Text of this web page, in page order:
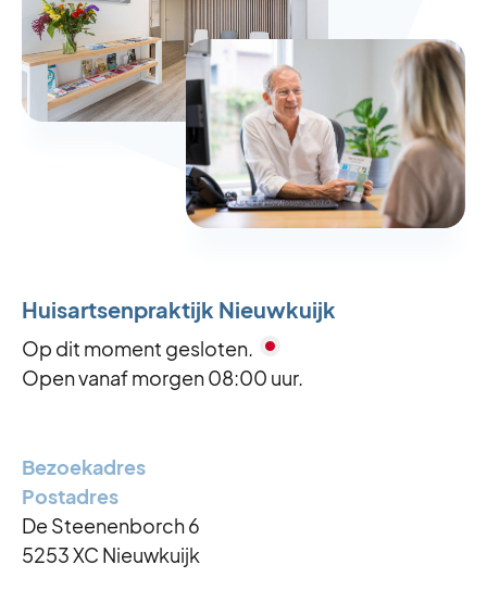
Huisartsenpraktijk Nieuwkuijk
Op dit moment gesloten.
Open vanaf morgen 08:00 uur.
Bezoekadres
Postadres
De Steenenborch 6
5253 XC Nieuwkuijk